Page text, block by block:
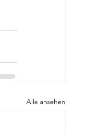
Alle ansehen